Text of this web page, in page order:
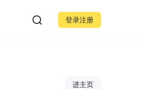
登录注册
进主页